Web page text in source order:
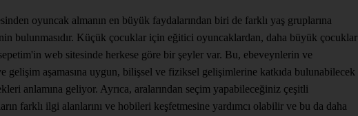
oyuncak almanın en büyük faydalarından biri de farklı yaş gruplarına
bulunmasıdır. Küçük çocuklar için eğitici oyuncaklardan, daha büyük çocuklar
web sitesinde herkese göre bir şeyler var. Bu, ebeveynlerin ve
ve gelişim aşamasına uygun, bilişsel ve fiziksel gelişimlerine katkıda bulunabilecek
anlamına geliyor. Ayrıca, aralarından seçim yapabileceğiniz çeşitli
farklı ilgi alanlarını ve hobileri keşfetmesine yardımcı olabilir ve bu da daha